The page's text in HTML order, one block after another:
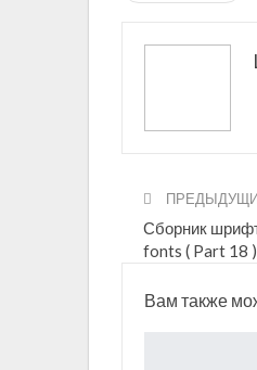
Сборник
fonts ( Part 18 )
Вам также